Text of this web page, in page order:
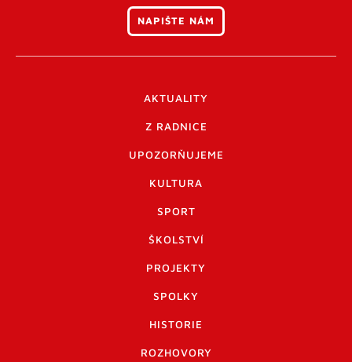
NAPIŠTE NÁM
AKTUALITY
Z RADNICE
UPOZORŇUJEME
KULTURA
SPORT
ŠKOLSTVÍ
PROJEKTY
SPOLKY
HISTORIE
ROZHOVORY